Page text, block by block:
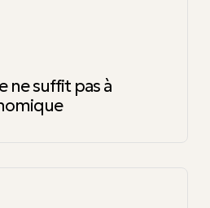
ne suffit pas à